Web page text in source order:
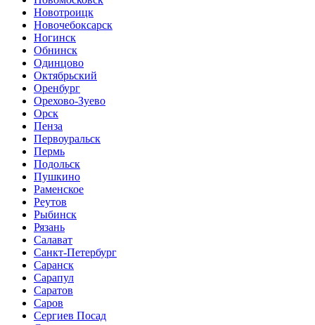
Новотроицк
Новочебоксарск
Ногинск
Обнинск
Одинцово
Октябрьский
Оренбург
Орехово-Зуево
Орск
Пенза
Первоуральск
Пермь
Подольск
Пушкино
Раменское
Реутов
Рыбинск
Рязань
Салават
Санкт-Петербург
Саранск
Сарапул
Саратов
Саров
Сергиев Посад